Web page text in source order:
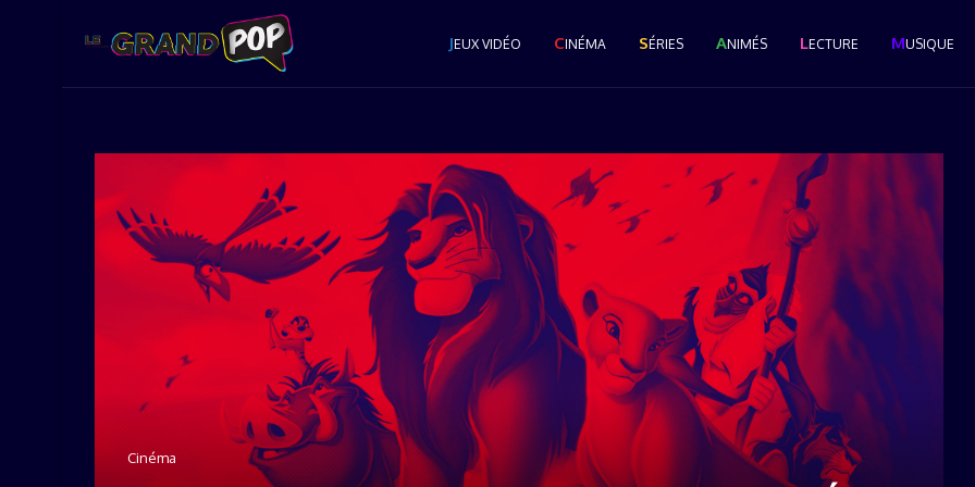
JEUX VIDÉO CINÉMA SÉRIES ANIMÉS LECTURE MUSIQUE
Cinéma
Le Grand Popcast #28 : La
Cérémonie des Pop...